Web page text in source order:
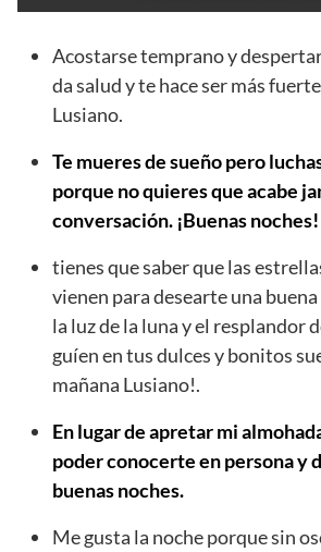
Acostarse temprano y
da salud y te hace ser más
Lusiano.
Te mueres de sueño pero
porque no quieres que acabe
conversación. ¡Buenas noches!
tienes que saber que las
vienen para desearte una
la luz de la luna y el resplandor
guíen en tus dulces y bonitos
mañana Lusiano!.
En lugar de apretar mi
poder conocerte en persona y
buenas noches.
Me gusta la noche porque sin